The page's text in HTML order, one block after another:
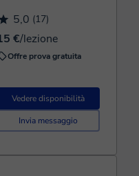
5,0 (17)
€/lezione
Offre prova gratuita
Vedere disponibilità
Invia messaggio